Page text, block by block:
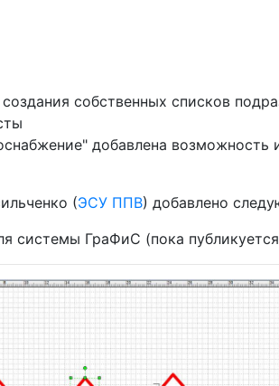
собственных списков
добавлена возможность
(ЭСУ ППВ) добавлено
системы ГраФиС (пока